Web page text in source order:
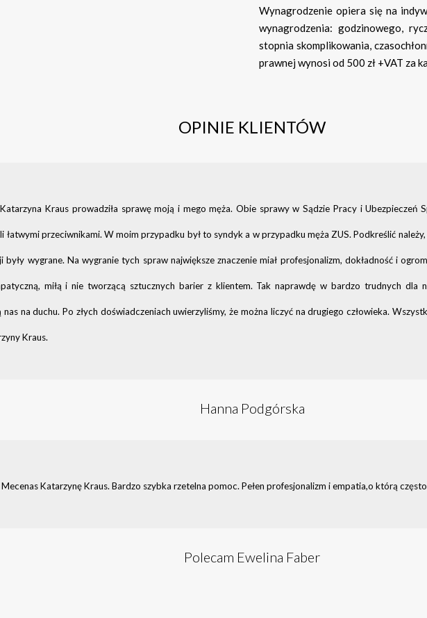
Wynagrodzenie opiera się na
wynagrodzenia: godzinowego,
stopnia skomplikowania,
prawnej wynosi od 500 zł +VAT za
OPINIE KLIENTÓW
Kraus prowadziła sprawę moją i mego męża. Obie sprawy w Sądzie Pracy i Ubezpieczeń
łatwymi przeciwnikami. W moim przypadku był to syndyk a w przypadku męża ZUS. Podkreślić
były wygrane. Na wygranie tych spraw największe znaczenie miał profesjonalizm, dokładność i
miłą i nie tworzącą sztucznych barier z klientem. Tak naprawdę w bardzo trudnych dla
na duchu. Po złych doświadczeniach uwierzyliśmy, że można liczyć na drugiego człowieka.
Kraus.
Hanna Podgórska
Katarzynę Kraus. Bardzo szybka rzetelna pomoc. Pełen profesjonalizm i empatia,o którą
Polecam Ewelina Faber